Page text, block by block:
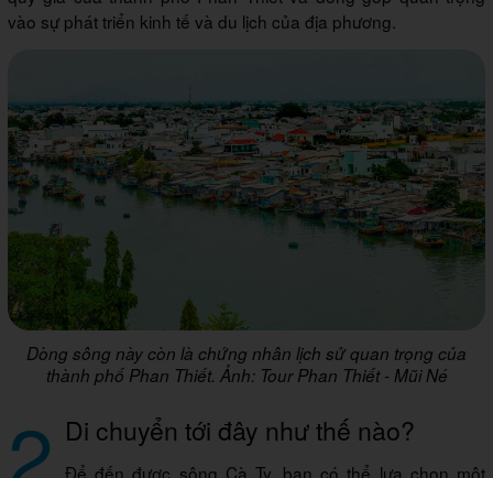
vào sự phát triển kinh tế và du lịch của địa phương.
Dòng sông này còn là chứng nhân lịch sử quan trọng của
thành phố Phan Thiết. Ảnh: Tour Phan Thiết - Mũi Né
2 Di chuyển tới đây như thế nào?
Để đến được sông Cà Ty, bạn có thể lựa chọn một